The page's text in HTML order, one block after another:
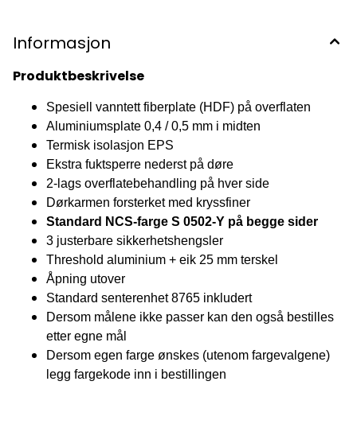
Informasjon
Produktbeskrivelse
Spesiell vanntett fiberplate (HDF) på overflaten
Aluminiumsplate 0,4 / 0,5 mm i midten
Termisk isolasjon EPS
Ekstra fuktsperre nederst på døre
2-lags overflatebehandling på hver side
Dørkarmen forsterket med kryssfiner
Standard NCS-farge S 0502-Y på begge sider
3 justerbare sikkerhetshengsler
Threshold aluminium + eik 25 mm terskel
Åpning utover
Standard senterenhet 8765 inkludert
Dersom målene ikke passer kan den også bestilles
etter egne mål
Dersom egen farge ønskes (utenom fargevalgene)
legg fargekode inn i bestillingen